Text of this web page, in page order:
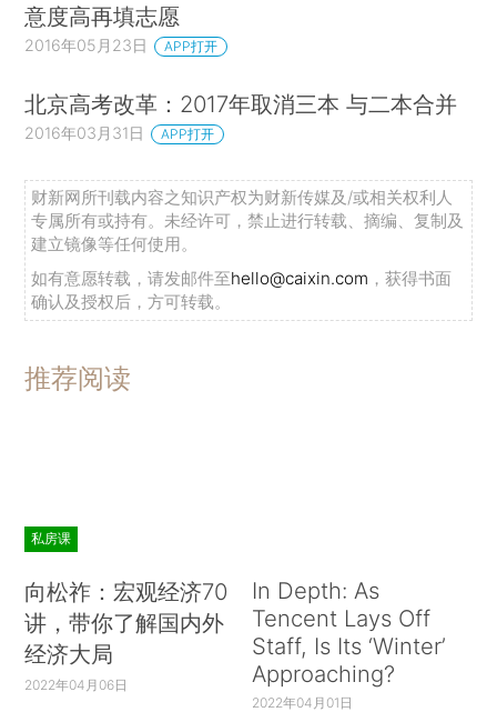
意度高再填志愿
2016年05月23日 APP打开
北京高考改革：2017年取消三本 与二本合并
2016年03月31日 APP打开
财新网所刊载内容之知识产权为财新传媒及/或相关权利人
专属所有或持有。未经许可，禁止进行转载、摘编、复制及
建立镜像等任何使用。
如有意愿转载，请发邮件至hello@caixin.com ，获得书面
确认及授权后，方可转载。
推荐阅读
私房课
向松祚：宏观经济70
讲，带你了解国内外
经济大局
2022年04月06日
In Depth: As
Tencent Lays Off
Staff, Is Its ‘Winter’
Approaching?
2022年04月01日